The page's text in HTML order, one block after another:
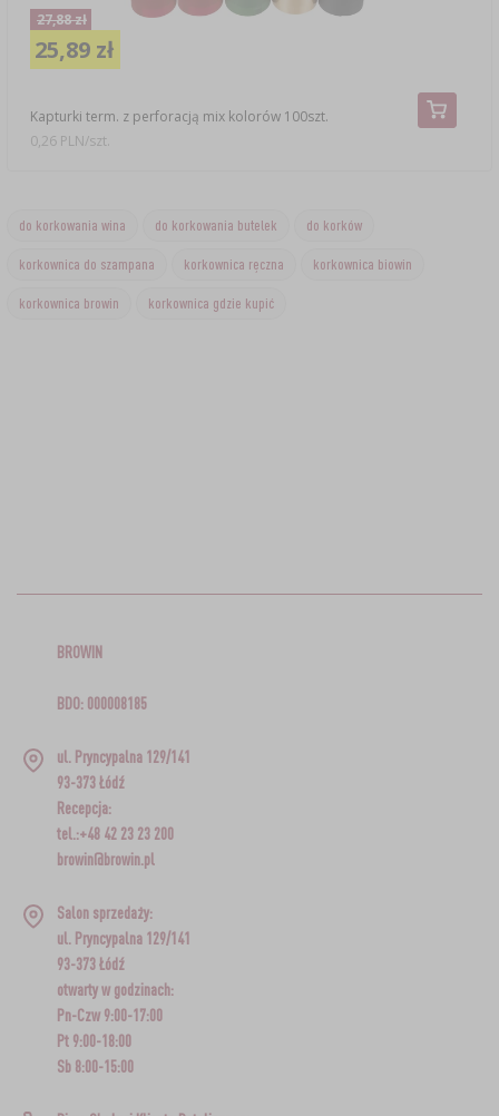
Kapturki term. z perforacją mix kolorów 100szt.
27,88 zł
25,89 zł
0,26 PLN/szt.
do korkowania wina do korkowania butelek do korków
korkownica do szampana korkownica ręczna korkownica biowin
korkownica browin korkownica gdzie kupić
BROWIN
BDO: 000008185
ul. Pryncypalna 129/141
93-373 Łódź
Recepcja:
tel.:+48 42 23 23 200
browin@browin.pl
Salon sprzedaży:
ul. Pryncypalna 129/141
93-373 Łódź
otwarty w godzinach:
Pn-Czw 9:00-17:00
Pt 9:00-18:00
Sb 8:00-15:00